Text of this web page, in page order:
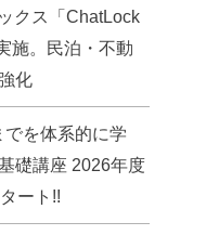
クス「ChatLock
施。民泊・不動
化
でを体系的に学
礎講座 2026年度
ート!!